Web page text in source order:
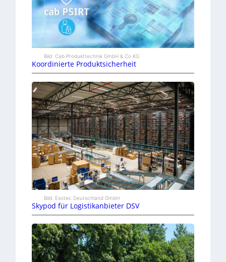
Bild: Cab Produkttechnik GmbH & Co KG
Koordinierte Produktsicherheit
Bild: Exotec Deutschland GmbH
Skypod für Logistikanbieter DSV